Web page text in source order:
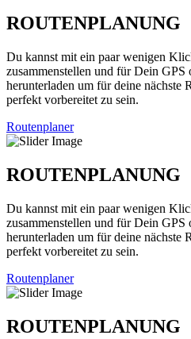
ROUTENPLANUNG
Du kannst mit ein paar wenigen
zusammenstellen und für Dein GPS
herunterladen um für deine nächste
perfekt vorbereitet zu sein.
Routenplaner
ROUTENPLANUNG
Du kannst mit ein paar wenigen
zusammenstellen und für Dein GPS
herunterladen um für deine nächste
perfekt vorbereitet zu sein.
Routenplaner
ROUTENPLANUNG